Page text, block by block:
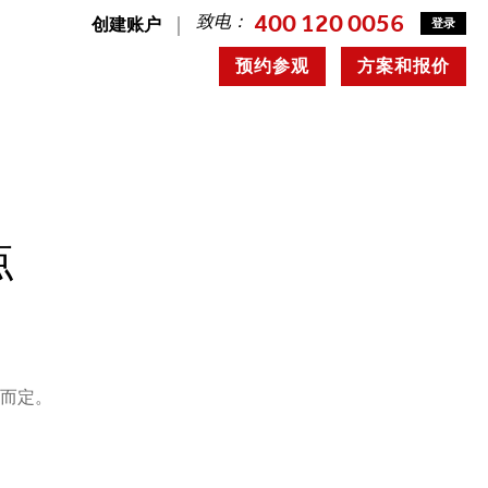
创建账户 致电： 400 120 0056 登录
方案和报价
预约参观
定。